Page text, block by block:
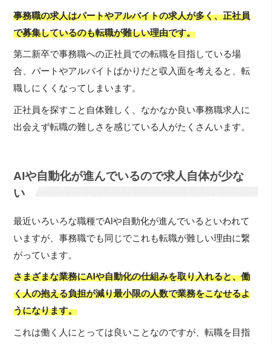
事務職の求人はパートやアルバイトの求人が多く、正社員
で募集しているのも転職が難しい理由です。
第二新卒で事務職への正社員での転職を目指している場
合、パートやアルバイトばかりだと収入面を考えると、転
職しにくくなってしまいます。
正社員を探すこと自体難しく、なかなか良い事務職求人に
出会えず転職の難しさを感じている人がたくさんいます。
AIや自動化が進んでいるので求人自体が少な
い
最近いろいろな職種でAIや自動化が進んでいるといわれて
いますが、事務職でも同じでこれも転職が難しい理由に繋
がっています。
さまざまな業務にAIや自動化の仕組みを取り入れると、働
く人の抱える負担が減り最小限の人数で業務をこなせるよ
うになります。
これは働く人にとっては良いことなのですが、転職を目指